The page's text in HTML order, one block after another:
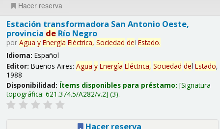
Hacer reserva
Estación transformadora San Antonio Oeste,
provincia deRío Negro
por Agua y Energía Eléctrica, Sociedad del Estado.
Idioma: Español
Editor: Buenos Aires: Agua y Energía Eléctrica, Sociedad del Estado,
1988
Disponibilidad: Ítems disponibles para préstamo: Signatura
topográfica: 621.374.5/A282/v.2 (3).
Hacer reserva